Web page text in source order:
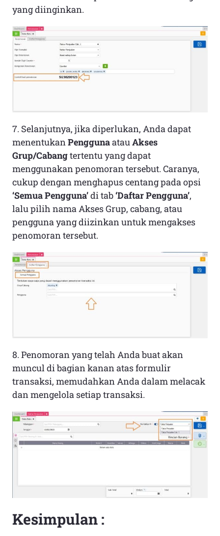
yang diinginkan.
7. Selanjutnya, jika diperlukan, Anda dapat
menentukan Penggunaatau Akses
Grup/Cabangtertentu yang dapat
menggunakan penomoran tersebut. Caranya,
cukup dengan menghapus centang pada opsi
‘Semua Pengguna’di tab‘Daftar Pengguna’,
lalu pilih nama Akses Grup, cabang, atau
pengguna yang diizinkan untuk mengakses
penomoran tersebut.
8. Penomoran yang telah Anda buat akan
muncul di bagian kanan atas formulir
transaksi, memudahkan Anda dalam melacak
dan mengelola setiap transaksi.
Kesimpulan :